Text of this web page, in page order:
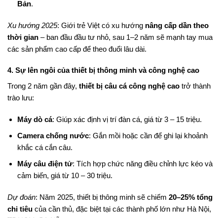
Bản.
Xu hướng 2025: Giới trẻ Việt có xu hướng nâng cấp dần theo
thời gian – ban đầu đầu tư nhỏ, sau 1–2 năm sẽ mạnh tay mua
các sản phẩm cao cấp để theo đuổi lâu dài.
4. Sự lên ngôi của thiết bị thông minh và công nghệ cao
Trong 2 năm gần đây, thiết bị câu cá công nghệ cao trở thành
trào lưu:
Máy dò cá: Giúp xác định vị trí đàn cá, giá từ 3 – 15 triệu.
Camera chống nước: Gắn mồi hoặc cần để ghi lại khoảnh
khắc cá cắn câu.
Máy câu điện tử: Tích hợp chức năng điều chỉnh lực kéo và
cảm biến, giá từ 10 – 30 triệu.
Dự đoán: Năm 2025, thiết bị thông minh sẽ chiếm 20–25% tổng
chi tiêu của cần thủ, đặc biệt tại các thành phố lớn như Hà Nội,